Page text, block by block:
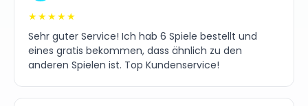
★★★★★
Sehr guter Service! Ich hab 6 Spiele bestellt und
eines gratis bekommen, dass ähnlich zu den
anderen Spielen ist. Top Kundenservice!